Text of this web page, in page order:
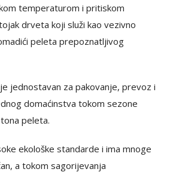
temperaturom i pritiskom
drveta koji služi kao vezivno
peleta prepoznatljivog
jednostavan za pakovanje, prevoz i
domaćinstva tokom sezone
peleta.
ekološke standarde i ima mnoge
a tokom sagorijevanja